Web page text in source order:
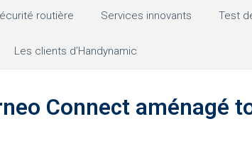
routière Services innovants Test
Les clients d’Handynamic
Connect aménagé